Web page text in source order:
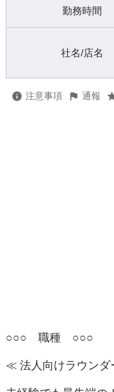
勤務時間
社名/店名
注意事項 通報
○○○　職種　○○○
≪ 法人向けラウン